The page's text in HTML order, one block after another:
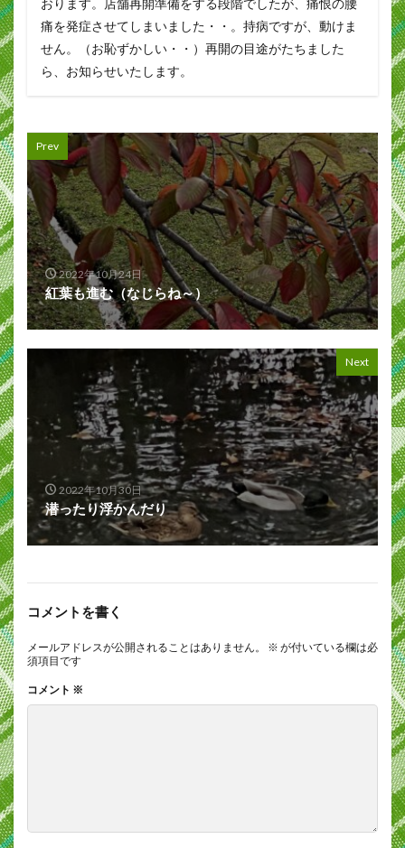
痛を発症させてしまいました・・。持病ですが、動けま
せん。（お恥ずかしい・・）再開の目途がたちました
ら、お知らせいたします。
Prev
2022年10月24日
紅葉も進む（なじらね～）
Next
2022年10月30日
潜ったり浮かんだり
コメントを書く
メールアドレスが公開されることはありません。 ※ が付いている欄は必
須項目です
コメント ※